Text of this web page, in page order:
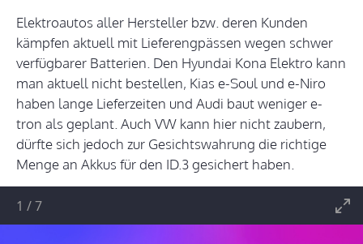
Elektroautos aller Hersteller bzw. deren Kunden
kämpfen aktuell mit Lieferengpässen wegen schwer
verfügbarer Batterien. Den Hyundai Kona Elektro kann
man aktuell nicht bestellen, Kias e-Soul und e-Niro
haben lange Lieferzeiten und Audi baut weniger e-
tron als geplant. Auch VW kann hier nicht zaubern,
dürfte sich jedoch zur Gesichtswahrung die richtige
Menge an Akkus für den ID.3 gesichert haben.
1 /7